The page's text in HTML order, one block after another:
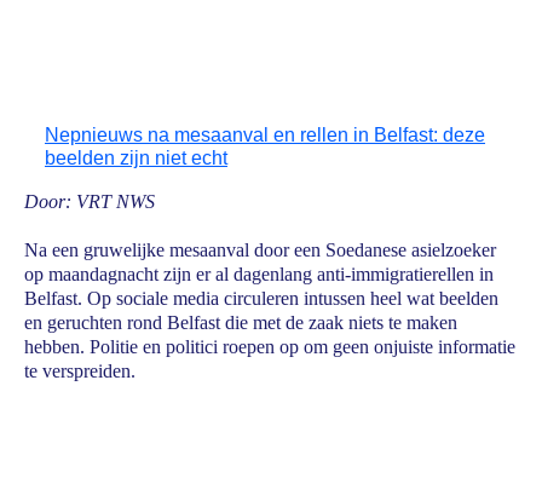
Nepnieuws na mesaanval en rellen in Belfast: deze
beelden zijn niet echt
Door: VRT NWS
Na een gruwelijke mesaanval door een Soedanese asielzoeker
op maandagnacht zijn er al dagenlang anti-immigratierellen in
Belfast. Op sociale media circuleren intussen heel wat beelden
en geruchten rond Belfast die met de zaak niets te maken
hebben. Politie en politici roepen op om geen onjuiste informatie
te verspreiden.